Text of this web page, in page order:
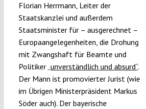
Florian Herrmann, Leiter der
Staatskanzlei und außerdem
Staatsminister für – ausgerechnet –
Europaangelegenheiten, die Drohung
mit Zwangshaft für Beamte und
Politiker„unverständlich und absurd“.
Der Mann ist promovierter Jurist (wie
im Übrigen Ministerpräsident Markus
Söder auch). Der bayerische